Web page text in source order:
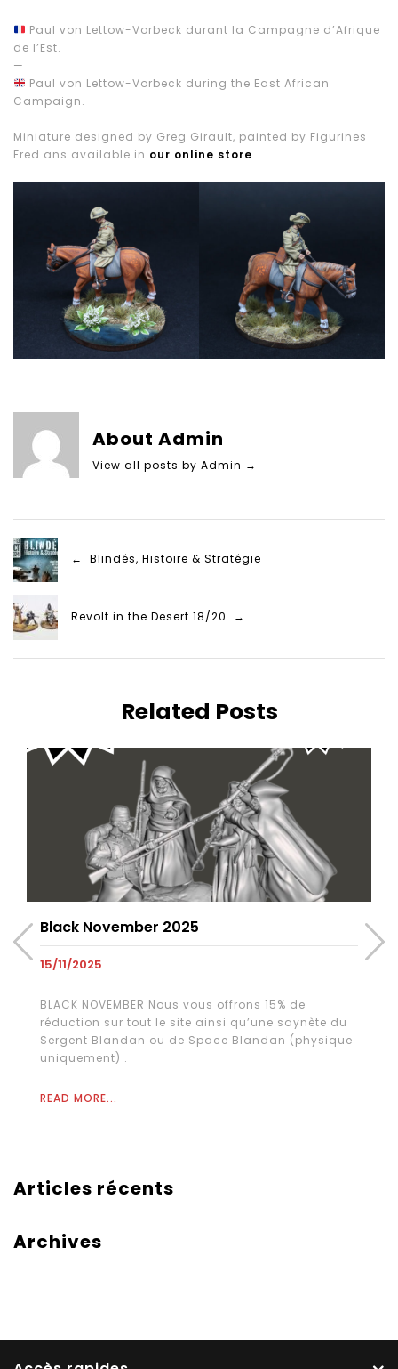
Paul von Lettow-Vorbeck durant la Campagne d’Afrique
de l’Est.
—
Paul von Lettow-Vorbeck during the East African
Campaign.
Miniature designed by Greg Girault, painted by Figurines
Fred ans available in our online store.
About Admin
View all posts by Admin →
← Blindés, Histoire & Stratégie
Revolt in the Desert 18/20 →
Related Posts
Black November 2025
15/11/2025
BLACK NOVEMBER Nous vous offrons 15% de
réduction sur tout le site ainsi qu’une saynète du
Sergent Blandan ou de Space Blandan (physique
uniquement) .
READ MORE...
Articles récents
Archives